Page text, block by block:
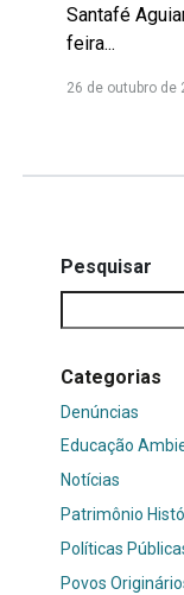
Santafé
feira...
26 de outubro de
Pesquisar
Categorias
Denúncias
Educação
Notícias
Patrimônio
Políticas
Povos